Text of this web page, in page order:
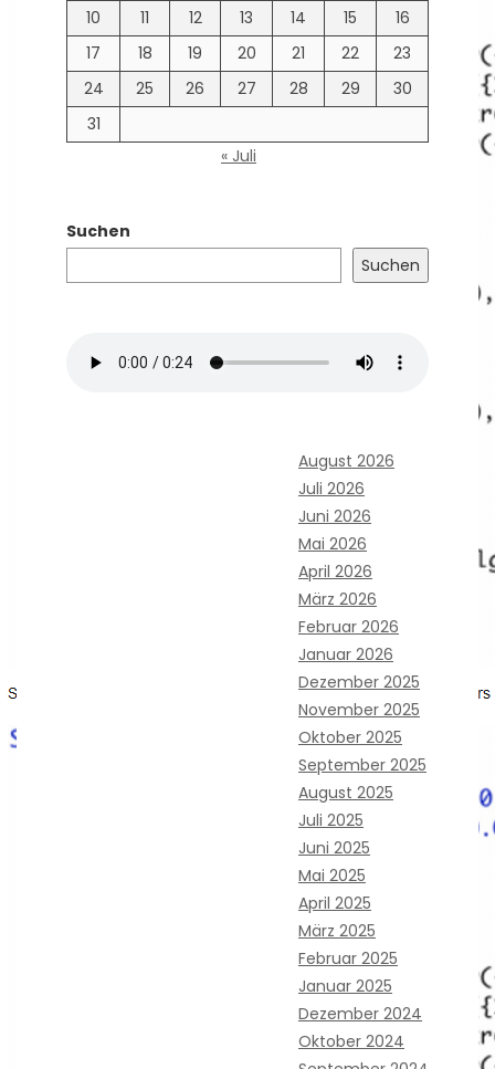
10 11 12 13 14 15
16
17
18 19 20 21 22
23
24
25 26 27 28 29
30
31
« Juli
Suchen
Suchen
August 2026
Juli 2026
Juni 2026
Mai 2026
April 2026
März 2026
Februar 2026
Januar 2026
Dezember 2025
November 2025
Oktober 2025
September 2025
August 2025
Juli 2025
Juni 2025
Mai 2025
April 2025
März 2025
Februar 2025
Januar 2025
Dezember 2024
Oktober 2024